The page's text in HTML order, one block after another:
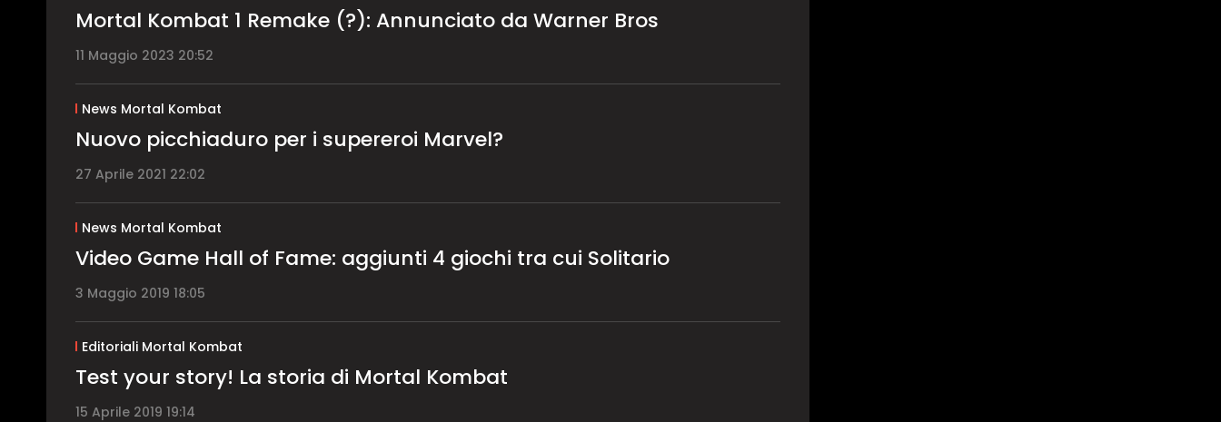
Mortal Kombat 1 Remake (?): Annunciato da Warner Bros
11 Maggio 2023 20:52
News Mortal Kombat
Nuovo picchiaduro per i supereroi Marvel?
27 Aprile 2021 22:02
News Mortal Kombat
Video Game Hall of Fame: aggiunti 4 giochi tra cui Solitario
3 Maggio 2019 18:05
Editoriali Mortal Kombat
Test your story! La storia di Mortal Kombat
15 Aprile 2019 19:14